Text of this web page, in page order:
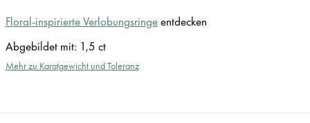
Floral-inspirierte Verlobungsringeentdecken
Abgebildet mit: 1,5 ct
Mehr zu Karatgewicht und Toleranz